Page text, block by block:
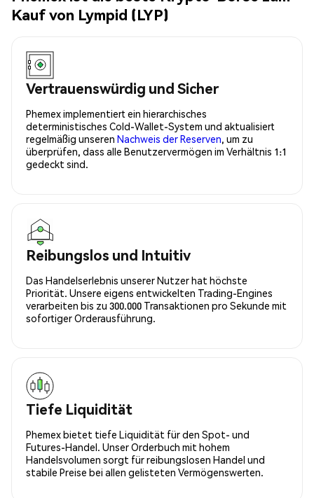
Kauf von Lympid (LYP)
Vertrauenswürdig und Sicher
Phemex implementiert ein hierarchisches
deterministisches Cold-Wallet-System und aktualisiert
regelmäßig unseren Nachweis der Reserven, um zu
überprüfen, dass alle Benutzervermögen im Verhältnis 1:1
gedeckt sind.
Reibungslos und Intuitiv
Das Handelserlebnis unserer Nutzer hat höchste
Priorität. Unsere eigens entwickelten Trading-Engines
verarbeiten bis zu 300.000 Transaktionen pro Sekunde mit
sofortiger Orderausführung.
Tiefe Liquidität
Phemex bietet tiefe Liquidität für den Spot- und
Futures-Handel. Unser Orderbuch mit hohem
Handelsvolumen sorgt für reibungslosen Handel und
stabile Preise bei allen gelisteten Vermögenswerten.